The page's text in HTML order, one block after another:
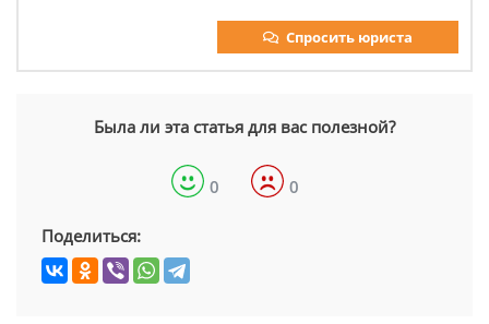
Спросить юриста
Была ли эта статья для вас полезной?
0 0
Поделиться: